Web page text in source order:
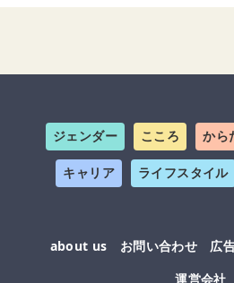
ジェンダー こころ から
キャリア ライフスタイル
about us お問い合わせ 広
運営会社